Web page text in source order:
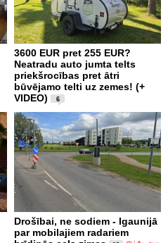
3600 EUR pret 255 EUR?
Neatradu auto jumta telts
priekšrocības pret ātri
būvējamo telti uz zemes! (+
VIDEO)
6
Drošībai, ne sodiem - Igaunijā
par mobilajiem radariem